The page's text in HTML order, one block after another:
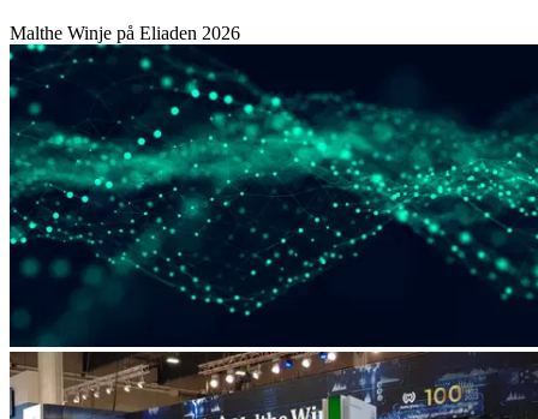
Malthe Winje på Eliaden 2026